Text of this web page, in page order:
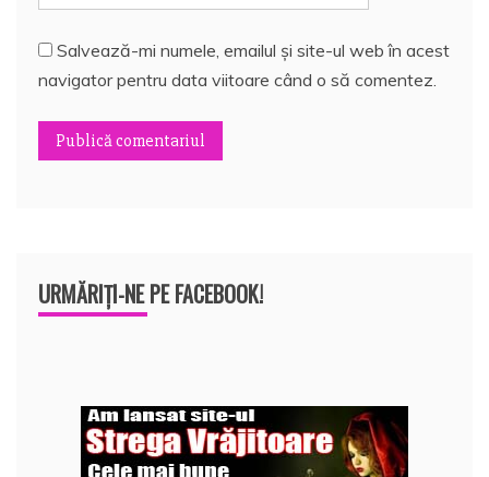
Salvează-mi numele, emailul și site-ul web în acest
navigator pentru data viitoare când o să comentez.
URMĂRIȚI-NE PE FACEBOOK!